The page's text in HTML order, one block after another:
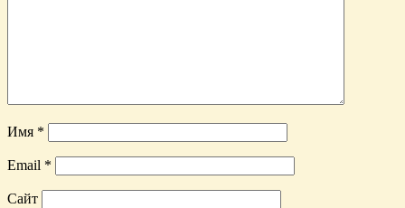
Имя *
Email *
Сайт